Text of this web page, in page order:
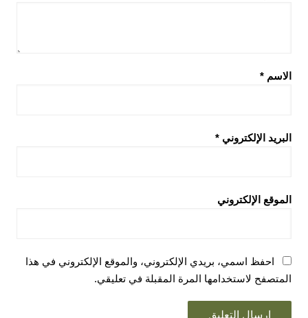
الاسم *
البريد الإلكتروني *
الموقع الإلكتروني
احفظ اسمي، بريدي الإلكتروني، والموقع الإلكتروني في هذا
المتصفح لاستخدامها المرة المقبلة في تعليقي.